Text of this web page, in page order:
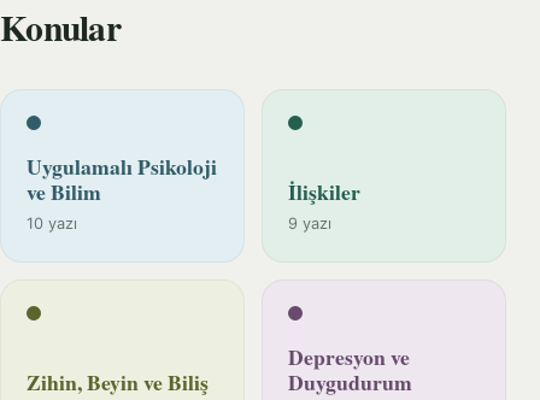
Konular
Uygulamalı Psikoloji
ve Bilim
10 yazı
İlişkiler
9 yazı
Zihin, Beyin ve Biliş
Depresyon ve
Duygudurum